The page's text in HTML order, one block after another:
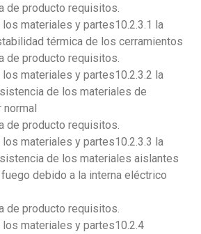
de producto requisitos.
materiales y partes10.2.3.1 la
térmica de los cerramientos
de producto requisitos.
materiales y partes10.2.3.2 la
de los materiales de
normal
de producto requisitos.
materiales y partes10.2.3.3 la
de los materiales aislantes
debido a la interna eléctrico
de producto requisitos.
materiales y partes10.2.4